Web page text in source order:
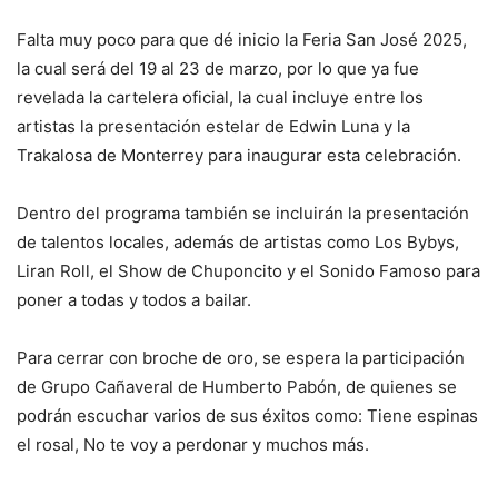
Falta muy poco para que dé inicio la Feria San José 2025,
la cual será del 19 al 23 de marzo, por lo que ya fue
revelada la cartelera oficial, la cual incluye entre los
artistas la presentación estelar de Edwin Luna y la
Trakalosa de Monterrey para inaugurar esta celebración.
Dentro del programa también se incluirán la presentación
de talentos locales, además de artistas como Los Bybys,
Liran Roll, el Show de Chuponcito y el Sonido Famoso para
poner a todas y todos a bailar.
Para cerrar con broche de oro, se espera la participación
de Grupo Cañaveral de Humberto Pabón, de quienes se
podrán escuchar varios de sus éxitos como: Tiene espinas
el rosal, No te voy a perdonar y muchos más.